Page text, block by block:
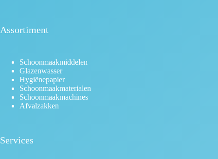
Assortiment
Schoonmaakmiddelen
Glazenwasser
Hygiënepapier
Schoonmaakmaterialen
Schoonmaakmachines
Afvalzakken
Services